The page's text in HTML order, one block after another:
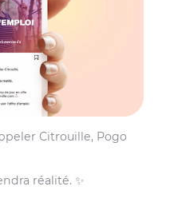
Citrouille, Pogo
réalité. ✨